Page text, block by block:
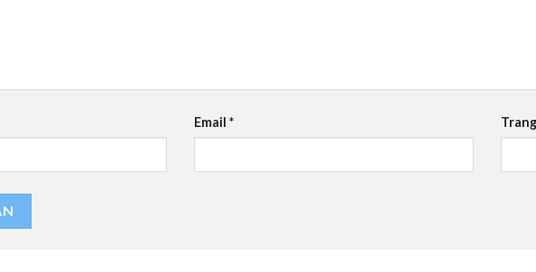
Email *